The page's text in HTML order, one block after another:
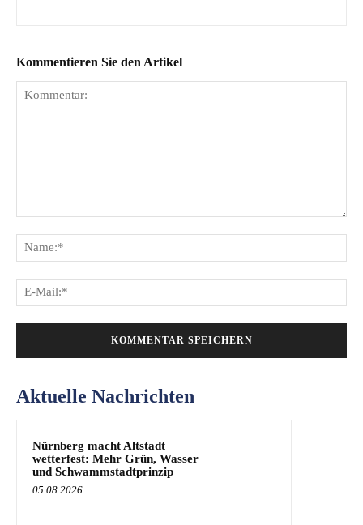
Kommentieren Sie den Artikel
Aktuelle Nachrichten
Nürnberg macht Altstadt
wetterfest: Mehr Grün, Wasser
und Schwammstadtprinzip
05.08.2026